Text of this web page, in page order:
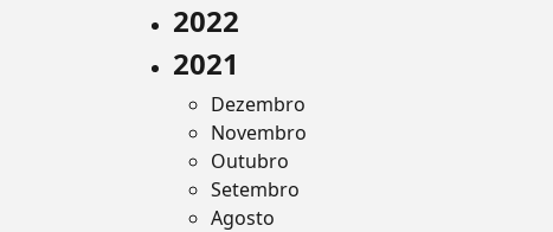
2022
2021
Dezembro
Novembro
Outubro
Setembro
Agosto